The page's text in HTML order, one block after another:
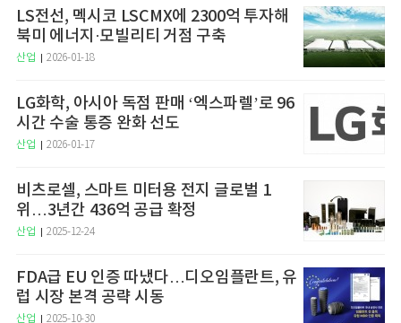
LS전선, 멕시코 LSCMX에 2300억 투자해
북미 에너지·모빌리티 거점 구축
산업 2026-01-18
LG화학, 아시아 독점 판매 ‘엑스파렐’로 96
시간 수술 통증 완화 선도
산업 2026-01-17
비츠로셀, 스마트 미터용 전지 글로벌 1
위…3년간 436억 공급 확정
산업 2025-12-24
FDA급 EU 인증 따냈다…디오임플란트, 유
럽 시장 본격 공략 시동
산업 2025-10-30